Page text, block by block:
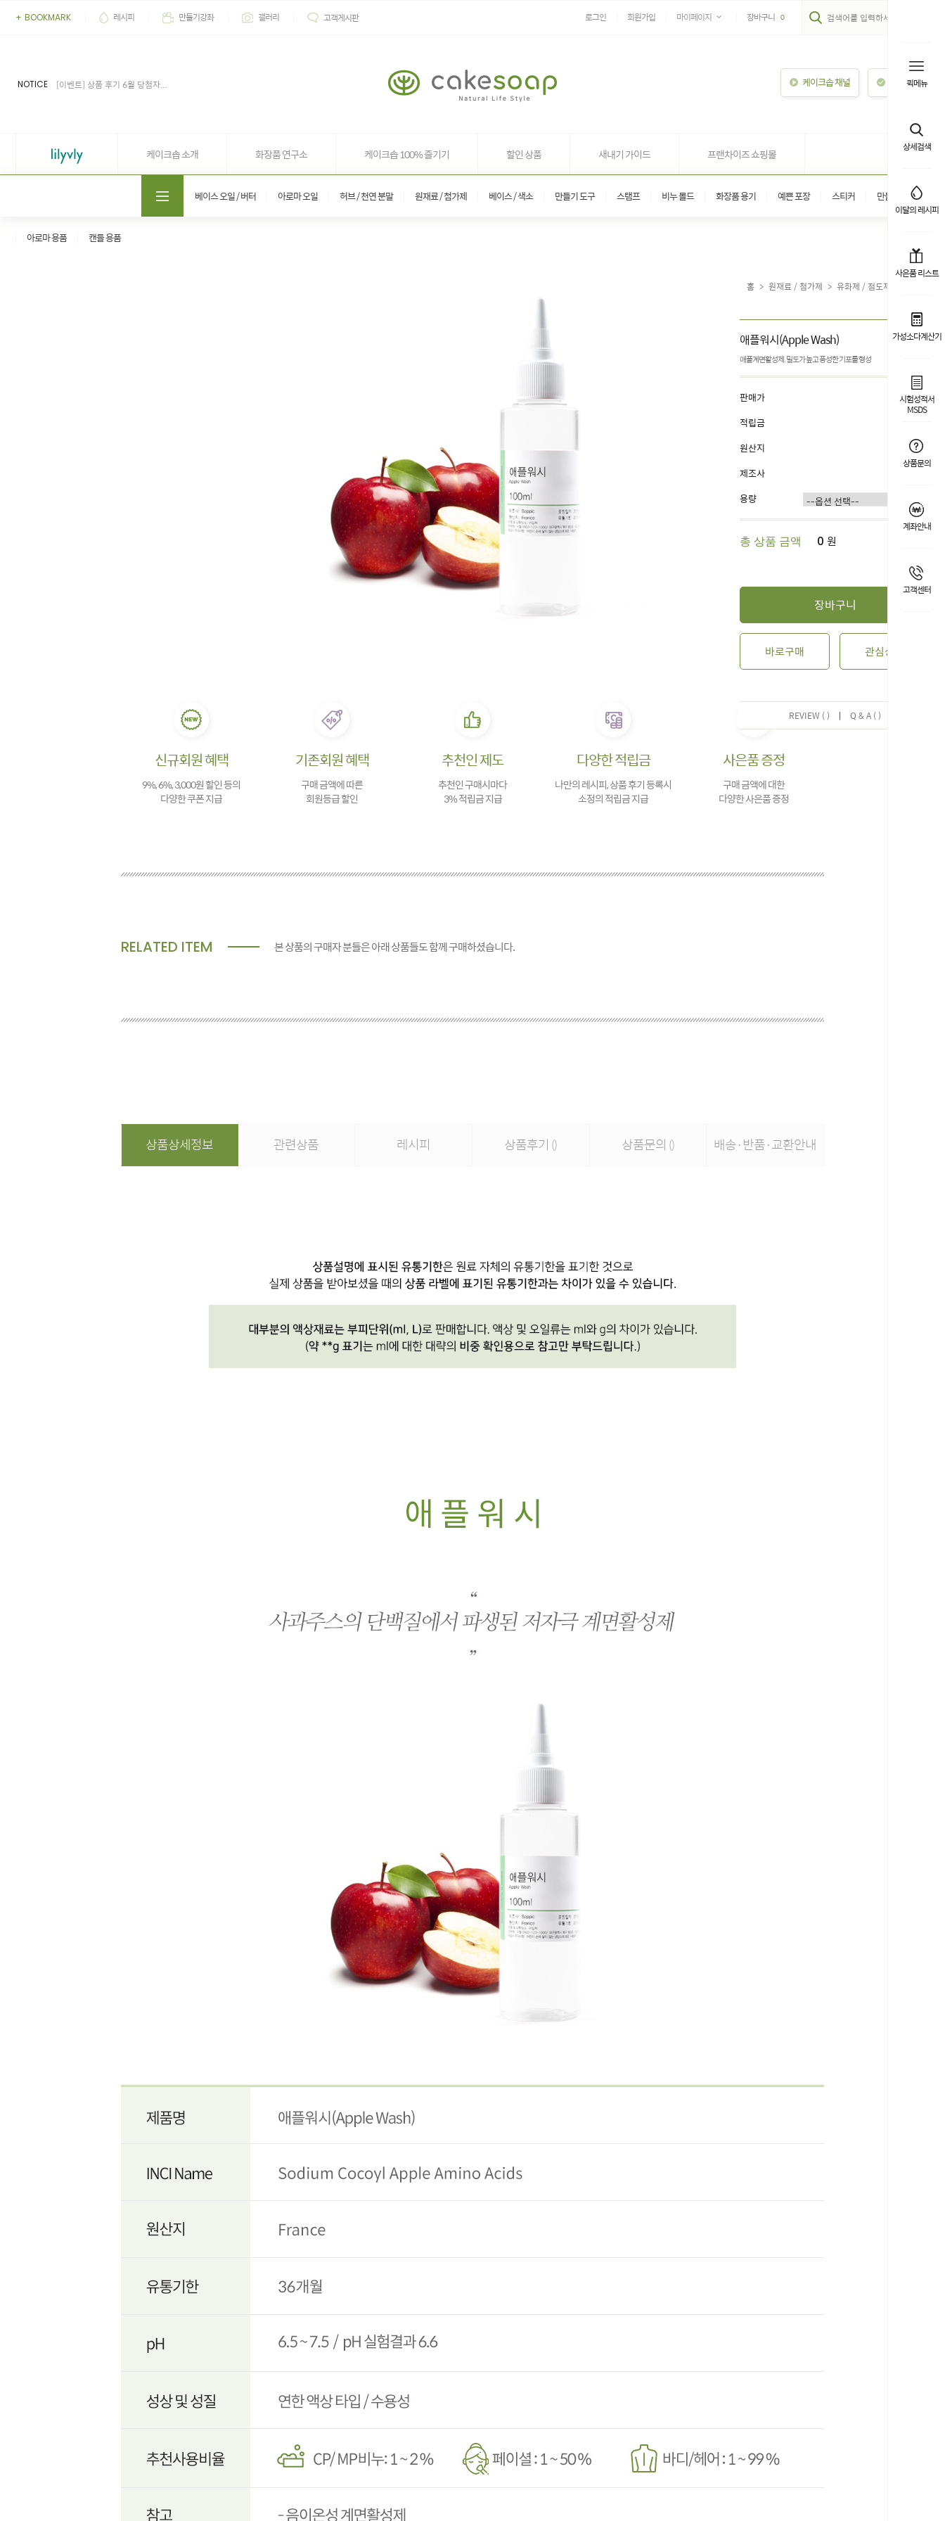
퀵메뉴
상세검색
이달의 레시피
사은품 리스트
가성소다계산기
시험성적서
MSDS
상품문의
계좌안내
고객센터
+ BOOKMARK 레시피 만들기강좌 갤러리 고객게시판 로그인 회원가입 마이페이지 장바구니 0
NOTICE
[이벤트] 상품 후기 6월 당첨자...
케이크솝 채널 이용안내
케이크솝 소개 화장품 연구소 케이크솝 100% 즐기기 할인 상품 새내기 가이드 프랜차이즈 쇼핑몰
베이스 오일 / 버터 아로마 오일 허브 / 천연 분말 원재료 / 첨가제 베이스 / 색소 만들기 도구 스탬프 비누 몰드 화장품 용기 예쁜 포장 스티커 만들기 키트
아로마 용품 캔들 용품
신규회원 혜택
9%, 6%, 3,000원 할인 등의
다양한 쿠폰 지급
기존회원 혜택
구매 금액에 따른
회원등급 할인
추천인 제도
추천인 구매시마다
3% 적립금 지급
다양한 적립금
나만의 레시피, 상품 후기 등록시
소정의 적립금 지급
사은품 증정
구매 금액에 대한
다양한 사은품 증정
RELATED ITEM 본 상품의 구매자 분들은 아래 상품들도 함께 구매하셨습니다.
상품상세정보 관련상품 레시피 상품후기 () 상품문의 () 배송·반품·교환안내
홈 > 원재료 / 첨가제 > 유화제 / 점도제 / 계면활성
애플워시(Apple Wash)
애플계면활성제. 밀도가 높고 풍성한 기포를 형성
판매가
4,000원
적립금
원산지
France
제조사
용량
총 상품 금액 0 원
장바구니
바로구매 관심상품
REVIEW ( ) | Q & A ( )